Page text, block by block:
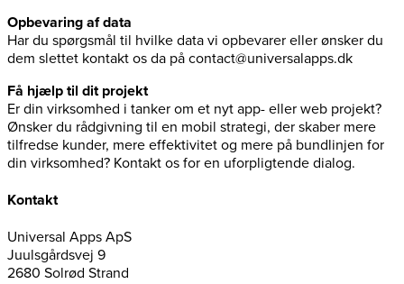
Opbevaring af data
Har du spørgsmål til hvilke data vi opbevarer eller ønsker du
dem slettet kontakt os da på contact@universalapps.dk
Få hjælp til dit projekt
Er din virksomhed i tanker om et nyt app- eller web projekt?
Ønsker du rådgivning til en mobil strategi, der skaber mere
tilfredse kunder, mere effektivitet og mere på bundlinjen for
din virksomhed? Kontakt os for en uforpligtende dialog.
Kontakt
Universal Apps ApS
Juulsgårdsvej 9
2680 Solrød Strand